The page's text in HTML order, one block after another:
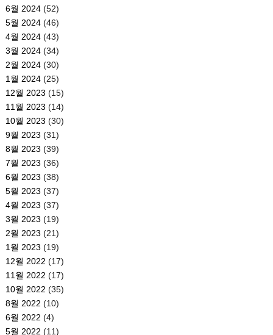
6월 2024(52)
5월 2024(46)
4월 2024(43)
3월 2024(34)
2월 2024(30)
1월 2024(25)
12월 2023 (15)
11월 2023 (14)
10월 2023 (30)
9월 2023 (31)
8월 2023 (39)
7월 2023 (36)
6월 2023 (38)
5월 2023 (37)
4월 2023 (37)
3월 2023 (19)
2월 2023 (21)
1월 2023 (19)
12월 2022 (17)
11월 2022 (17)
10월 2022 (35)
8월 2022 (10)
6월 2022 (4)
5월 2022 (11)